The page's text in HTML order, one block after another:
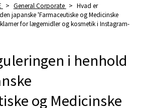
> General Corporate > Hvad er
japanske 'Farmaceutiske og Medicinske
for lægemidler og kosmetik i Instagram-
i henhold
og Medicinske